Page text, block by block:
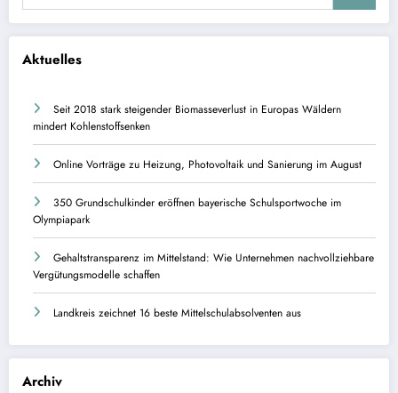
Aktuelles
Seit 2018 stark steigender Biomasseverlust in Europas Wäldern
mindert Kohlenstoffsenken
Online Vorträge zu Heizung, Photovoltaik und Sanierung im August
350 Grundschulkinder eröffnen bayerische Schulsportwoche im
Olympiapark
Gehaltstransparenz im Mittelstand: Wie Unternehmen nachvollziehbare
Vergütungsmodelle schaffen
Landkreis zeichnet 16 beste Mittelschulabsolventen aus
Archiv